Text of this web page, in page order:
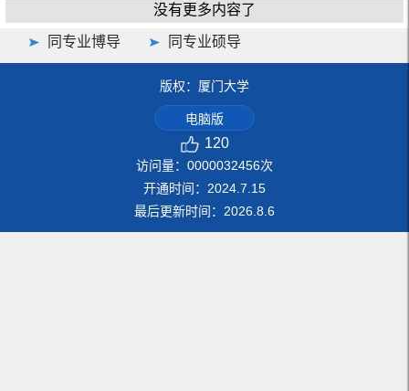
没有更多内容了
同专业博导 同专业硕导
版权：厦门大学
电脑版
120
访问量： 0000032456次
开通时间： 2024 7 15
最后更新时间： 2026 8 6